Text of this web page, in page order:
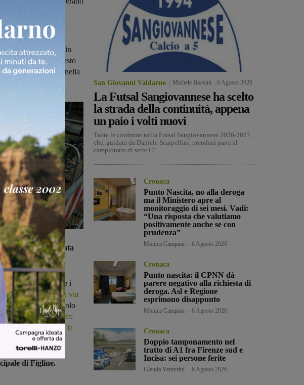
un problema
sono intervenuti in
per un guasto
la situazione nella
più: viene riparata
in via Piave, dove i
poinella vicina via
Pian D'Albero angolo
verificata una perdita:
il servizio idrico e la
di Figline.
San Giovanni Valdarno Michele Bossini 6 Agosto 2026
La Futsal Sangiovannese ha scelto
la strada della continuità, appena
un paio i volti nuovi
Tante le conferme nella Futsal Sangiovannese 2026-2027,
che, guidata da Daniele Scarpellini, prenderà parte al
campionato di serie C1...
Cronaca
Punto Nascita, no alla deroga
ma il Ministero apre al
monitoraggio di sei mesi. Vadi:
“Una risposta che valutiamo
positivamente anche se con
prudenza”
Monica Campani 6 Agosto 2026
Cronaca
Punto nascita: il CPNN dà
parere negativo alla richiesta di
deroga. Asl e Regione
esprimono disappunto
Monica Campani 6 Agosto 2026
Cronaca
Doppio tamponamento nel
tratto di A1 fra Firenze sud e
Incisa: sei persone ferite
Glenda Venturini 6 Agosto 2026